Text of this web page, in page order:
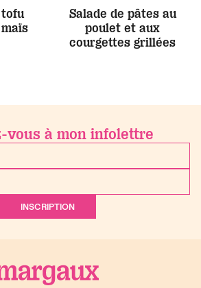
Salade de pâtes au
poulet et aux
courgettes grillées
vous à mon infolettre
INSCRIPTION